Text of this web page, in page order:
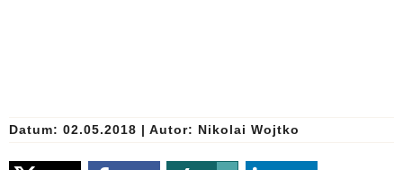
Datum: 02.05.2018 | Autor: Nikolai Wojtko